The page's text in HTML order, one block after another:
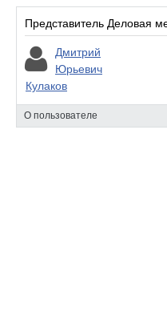
планировку и площадь.
функциональности и
Создание концепции:
выбор стилистического
ключевых элементов
Проектирование и
Представитель Деловая
Дмитрий
Юрьевич
Кулаков
О пользователе